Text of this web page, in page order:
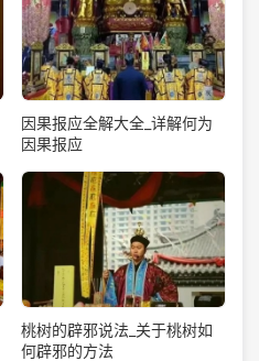
因果报应全解大全_详解何为
因果报应
桃树的辟邪说法_关于桃树如
何辟邪的方法